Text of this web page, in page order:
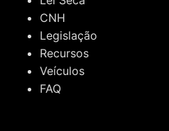
CNH
Legislação
Recursos
Veículos
FAQ